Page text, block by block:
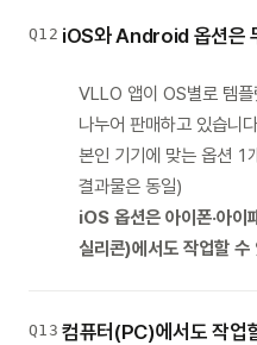
Q12 iOS와 Android 옵션은
VLLO 앱이 OS별로 템
나누어 판매하고 있습니
본인 기기에 맞는 옵션 1
결과물은 동일)
iOS 옵션은 아이폰·아
실리콘)에서도 작업할 수
Q13 컴퓨터(PC)에서도 작업